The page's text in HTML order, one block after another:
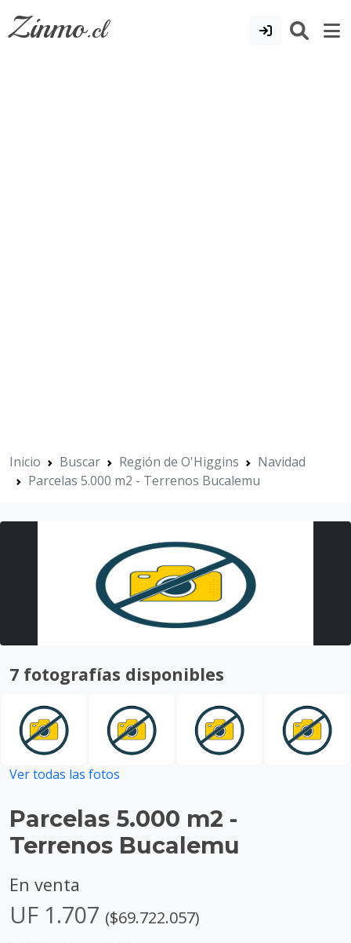
Zinmo.cl
Inicio Buscar Región de O'Higgins
Navidad
Parcelas 5.000 m2 - Terrenos Bucalemu
7 fotografías disponibles
Ver todas las fotos
Parcelas 5.000 m2 -
Terrenos Bucalemu
En venta
UF 1.707 ($69.722.057)